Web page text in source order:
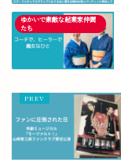
ゆかいで素敵な起業家仲間
たち